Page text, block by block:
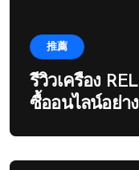
推薦
รีวิวเครื่อง
ซื้ออนไลน์อย่า